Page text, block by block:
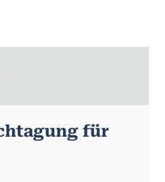
für